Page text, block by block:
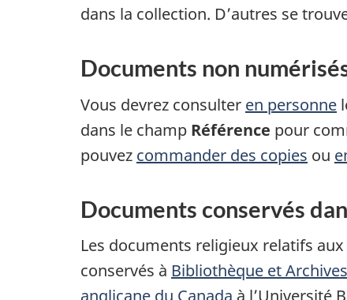
dans la collection. D’autres se
Documents non
Vous devrez consulter en personne
dans le champ Référence pour
pouvez commander des copies ou
Documents conservés
Les documents religieux relatifs
conservés à Bibliothèque et